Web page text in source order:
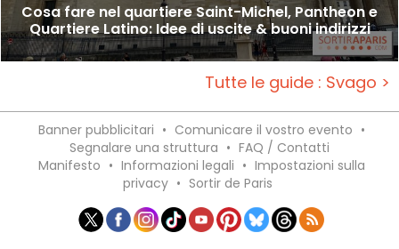
Cosa fare nel quartiere Saint-Michel, Pantheon e
Quartiere Latino: Idee di uscite & buoni indirizzi
Tutte le guide : Svago >
Banner pubblicitari • Comunicare il vostro evento •
Segnalare una struttura • FAQ / Contatti
Manifesto • Informazioni legali • Impostazioni sulla
privacy • Sortir de Paris